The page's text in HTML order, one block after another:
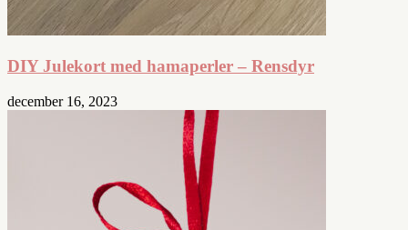
DIY Julekort med hamaperler – Rensdyr
december 16, 2023